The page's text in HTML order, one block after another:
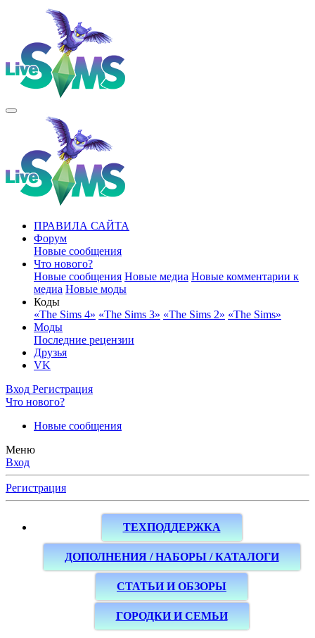
ПРАВИЛА САЙТА
Форум
Новые сообщения
Что нового?
Новые сообщения Новые медиа Новые комментарии к
медиа Новые моды
Коды
«The Sims 4» «The Sims 3» «The Sims 2» «The Sims»
Моды
Последние рецензии
Друзья
VK
Вход Регистрация
Что нового?
Новые сообщения
Меню
Вход
Регистрация
ТЕХПОДДЕРЖКА
ДОПОЛНЕНИЯ / НАБОРЫ / КАТАЛОГИ
СТАТЬИ И ОБЗОРЫ
ГОРОДКИ И СЕМЬИ